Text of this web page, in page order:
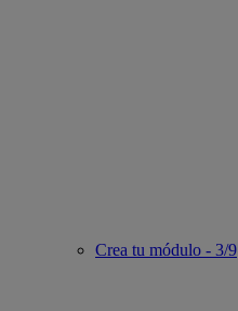
Crea tu módulo - 3/9